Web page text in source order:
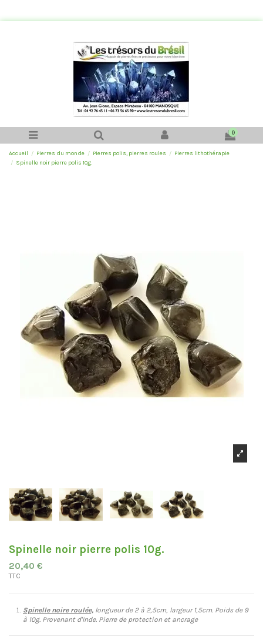
0
Accueil Pierres du monde Pierres polis, pierres roules
Pierres lithothérapie
Spinelle noir pierre polis 10g.
Spinelle noir pierre polis 10g.
20,40 €
TTC
Spinelle noire roulée, longueur de 2 à 2,5cm, largeur 1,5cm. Poids de 9
à 10g. Provenant d'Inde. Pierre de protection et ancrage